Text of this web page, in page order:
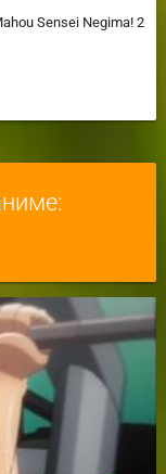
Sensei Negima! 2